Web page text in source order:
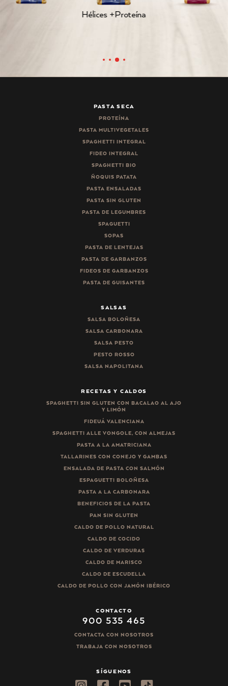
Hélices +Proteína
PASTA SECA
PROTEÍNA
PASTA MULTIVEGETALES
SPAGHETTI INTEGRAL
FIDEO INTEGRAL
SPAGHETTI BIO
ÑOQUIS PATATA
PASTA ENSALADAS
PASTA SIN GLUTEN
PASTA DE LEGUMBRES
SPAGUETTI
SOPAS
PASTA DE LENTEJAS
PASTA DE GARBANZOS
FIDEOS DE GARBANZOS
PASTA DE GUISANTES
SALSAS
SALSA BOLOÑESA
SALSA CARBONARA
SALSA PESTO
PESTO ROSSO
SALSA NAPOLITANA
RECETAS Y CALDOS
SPAGHETTI SIN GLUTEN CON BACALAO AL AJO
Y LIMÓN
FIDEUÁ VALENCIANA
SPAGHETTI ALLE VONGOLE, CON ALMEJAS
PASTA A LA AMATRICIANA
TALLARINES CON CONEJO Y GAMBAS
ENSALADA DE PASTA CON SALMÓN
ESPAGUETTI BOLOÑESA
PASTA A LA CARBONARA
BENEFICIOS DE LA PASTA
PAN SIN GLUTEN
CALDO DE POLLO NATURAL
CALDO DE COCIDO
CALDO DE VERDURAS
CALDO DE MARISCO
CALDO DE ESCUDELLA
CALDO DE POLLO CON JAMÓN IBÉRICO
CONTACTO
900 535 465
CONTACTA CON NOSOTROS
TRABAJA CON NOSOTROS
SÍGUENOS